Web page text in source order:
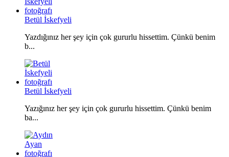
Betül İskefyeli
Yazdığınız her şey için çok gururlu hissettim. Çünkü benim
b...
Betül İskefyeli
Yazığınız her şey için çok gururlu hissettim. Çünkü benim
ba...